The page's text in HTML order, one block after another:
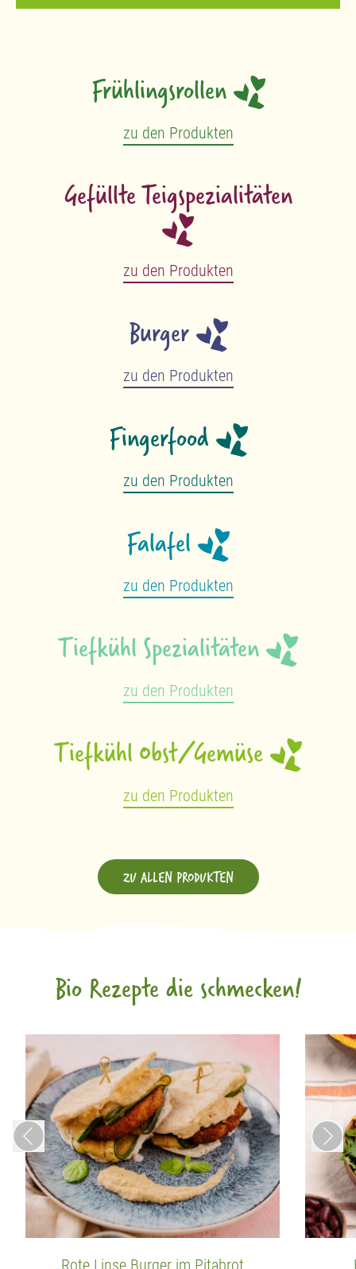
Frühlingsrollen
zu den Produkten
Gefüllte Teigspezialitäten
zu den Produkten
Burger
zu den Produkten
Fingerfood
zu den Produkten
Falafel
zu den Produkten
Tiefkühl Spezialitäten
zu den Produkten
Tiefkühl Obst/Gemüse
zu den Produkten
ZU ALLEN PRODUKTEN
Bio Rezepte die schmecken!
Rote Linse Burger im Pitabrot